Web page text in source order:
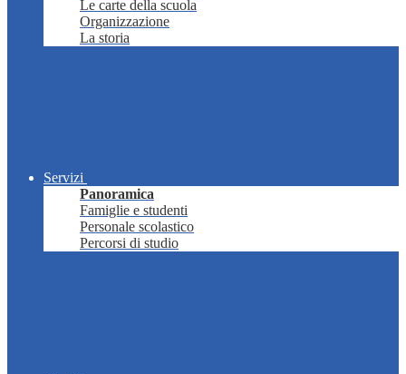
Le carte della scuola
Organizzazione
La storia
Servizi
Panoramica
Famiglie e studenti
Personale scolastico
Percorsi di studio